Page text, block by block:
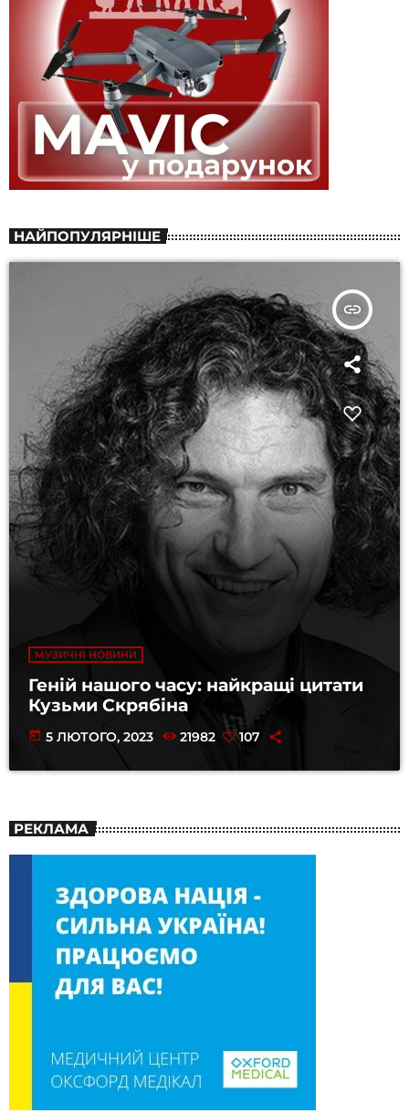
НАЙПОПУЛЯРНІШЕ
insert_link
МУЗИЧНІ НОВИНИ
Геній нашого часу: найкращі цитати
Кузьми Скрябіна
today 5 ЛЮТОГО, 2023 21982 107
РЕКЛАМА